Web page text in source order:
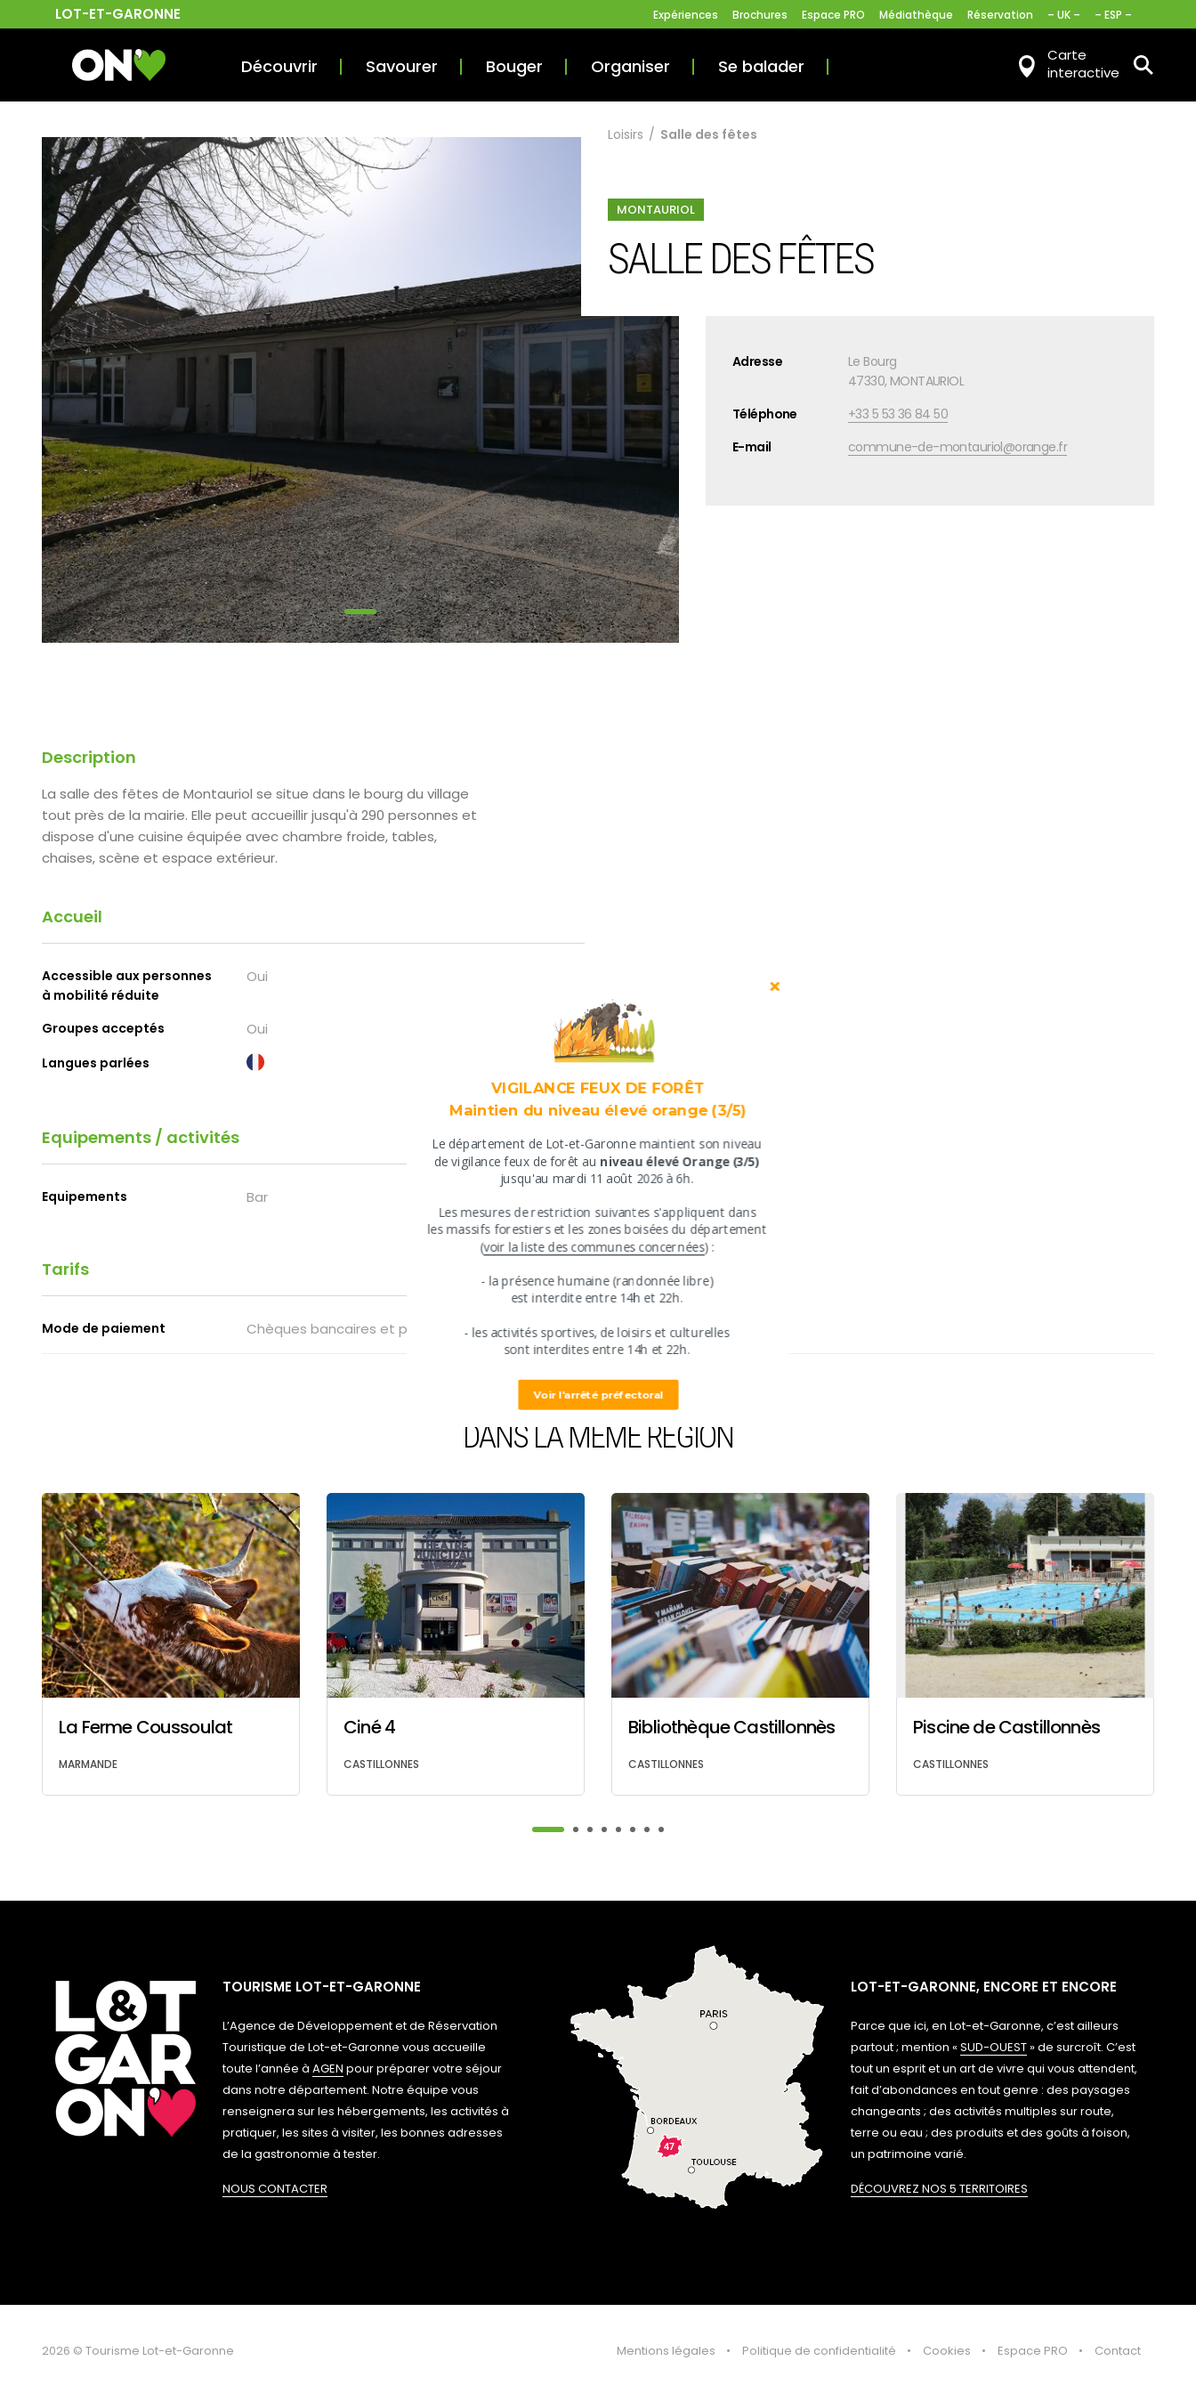
LOT-ET-GARONNE Expériences Brochures Espace PRO Médiathèque Réservation – UK – – ESP –
Découvrir Savourer Bouger Organiser Se balader
Carte
interactive
Loisirs / Salle des fêtes
MONTAURIOL
SALLE DES FÊTES
Adresse
Le Bourg
47330, MONTAURIOL
Téléphone
+33 5 53 36 84 50
E-mail
commune-de-montauriol@orange.fr
Description
La salle des fêtes de Montauriol se situe dans le bourg du village
tout près de la mairie. Elle peut accueillir jusqu'à 290 personnes et
dispose d'une cuisine équipée avec chambre froide, tables,
chaises, scène et espace extérieur.
Accueil
Accessible aux personnes
à mobilité réduite
Oui
Groupes acceptés Oui
Langues parlées
Equipements / activités
Equipements Bar
Tarifs
Mode de paiement Chèques bancaires et postaux
DANS LA MÊME RÉGION
La Ferme Coussoulat
MARMANDE
Ciné 4
CASTILLONNES
Bibliothèque Castillonnès
CASTILLONNES
Piscine de Castillonnès
CASTILLONNES
TOURISME LOT-ET-GARONNE
L’Agence de Développement et de Réservation
Touristique de Lot-et-Garonne vous accueille
toute l’année à AGEN pour préparer votre séjour
dans notre département. Notre équipe vous
renseignera sur les hébergements, les activités à
pratiquer, les sites à visiter, les bonnes adresses
de la gastronomie à tester.
NOUS CONTACTER
LOT-ET-GARONNE, ENCORE ET ENCORE
Parce que ici, en Lot-et-Garonne, c’est ailleurs
partout ; mention « SUD-OUEST » de surcroît. C’est
tout un esprit et un art de vivre qui vous attendent,
fait d’abondances en tout genre : des paysages
changeants ; des activités multiples sur route,
terre ou eau ; des produits et des goûts à foison,
un patrimoine varié.
DÉCOUVREZ NOS 5 TERRITOIRES
2026 © Tourisme Lot-et-Garonne Mentions légales Politique de confidentialité Cookies Espace PRO Contact
VIGILANCE FEUX DE FORÊT
Maintien du niveau élevé orange (3/5)
Le département de Lot-et-Garonne maintient son niveau
​de vigilance feux de forêt au niveau élevé Orange (3/5)
jusqu'au mardi 11 août 2026 à 6h.
​Les mesures de restriction suivantes s'appliquent ​dans
​les massifs forestiers et les zones boisées du département
​(voir la liste des communes concernées) :
​​- ​la présence humaine (randonnée libre)
​est interdite entre ​14h et 22h.
​- les activités sportives, de loisirs et culturelles
​sont interdites ​entre 14h et 22h.
Voir l'arrêté préfectoral